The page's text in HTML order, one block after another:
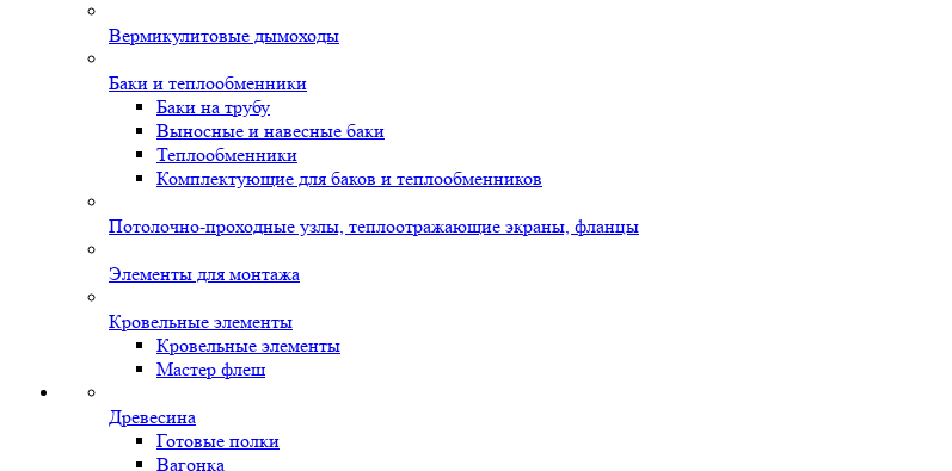
Вермикулитовые дымоходы
Баки и теплообменники
Баки на трубу
Выносные и навесные баки
Теплообменники
Комплектующие для баков и теплообменников
Потолочно-проходные узлы, теплоотражающие экраны, фланцы
Элементы для монтажа
Кровельные элементы
Кровельные элементы
Мастер флеш
Древесина
Готовые полки
Вагонка